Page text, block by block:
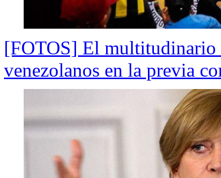
[FOTOS] El multitudinario
venezolanos en la previa